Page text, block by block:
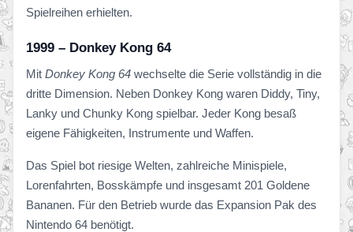
Spielreihen erhielten.
1999 – Donkey Kong 64
Mit Donkey Kong 64 wechselte die Serie vollständig in die
dritte Dimension. Neben Donkey Kong waren Diddy, Tiny,
Lanky und Chunky Kong spielbar. Jeder Kong besaß
eigene Fähigkeiten, Instrumente und Waffen.
Das Spiel bot riesige Welten, zahlreiche Minispiele,
Lorenfahrten, Bosskämpfe und insgesamt 201 Goldene
Bananen. Für den Betrieb wurde das Expansion Pak des
Nintendo 64 benötigt.